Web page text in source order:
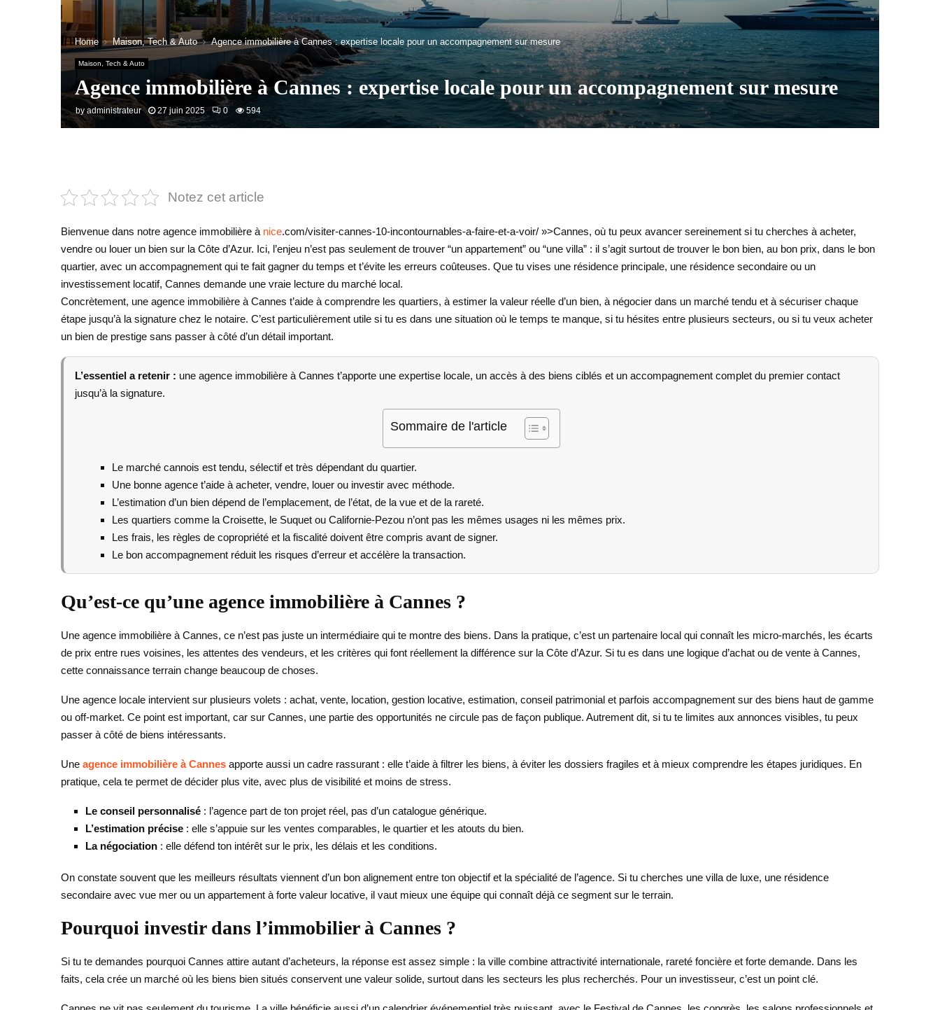
Home Maison, Tech & Auto Agence immobilière à Cannes : expertise locale pour un accompagnement sur mesure
Maison, Tech & Auto
Agence immobilière à Cannes : expertise locale pour un accompagnement sur mesure
by administrateur 27 juin 2025 0 594
Notez cet article
Bienvenue dans notre agence immobilière à nice.com/visiter-cannes-10-incontournables-a-faire-et-a-voir/ »>Cannes, où tu peux avancer sereinement si tu cherches à acheter,
vendre ou louer un bien sur la Côte d’Azur. Ici, l’enjeu n’est pas seulement de trouver “un appartement” ou “une villa” : il s’agit surtout de trouver le bon bien, au bon prix, dans le bon
quartier, avec un accompagnement qui te fait gagner du temps et t’évite les erreurs coûteuses. Que tu vises une résidence principale, une résidence secondaire ou un
investissement locatif, Cannes demande une vraie lecture du marché local.
Concrètement, une agence immobilière à Cannes t’aide à comprendre les quartiers, à estimer la valeur réelle d’un bien, à négocier dans un marché tendu et à sécuriser chaque
étape jusqu’à la signature chez le notaire. C’est particulièrement utile si tu es dans une situation où le temps te manque, si tu hésites entre plusieurs secteurs, ou si tu veux acheter
un bien de prestige sans passer à côté d’un détail important.
L’essentiel a retenir : une agence immobilière à Cannes t’apporte une expertise locale, un accès à des biens ciblés et un accompagnement complet du premier contact
jusqu’à la signature.
Sommaire de l'article
Le marché cannois est tendu, sélectif et très dépendant du quartier.
Une bonne agence t’aide à acheter, vendre, louer ou investir avec méthode.
L’estimation d’un bien dépend de l’emplacement, de l’état, de la vue et de la rareté.
Les quartiers comme la Croisette, le Suquet ou Californie-Pezou n’ont pas les mêmes usages ni les mêmes prix.
Les frais, les règles de copropriété et la fiscalité doivent être compris avant de signer.
Le bon accompagnement réduit les risques d’erreur et accélère la transaction.
Qu’est-ce qu’une agence immobilière à Cannes ?
Une agence immobilière à Cannes, ce n’est pas juste un intermédiaire qui te montre des biens. Dans la pratique, c’est un partenaire local qui connaît les micro-marchés, les écarts
de prix entre rues voisines, les attentes des vendeurs, et les critères qui font réellement la différence sur la Côte d’Azur. Si tu es dans une logique d’achat ou de vente à Cannes,
cette connaissance terrain change beaucoup de choses.
Une agence locale intervient sur plusieurs volets : achat, vente, location, gestion locative, estimation, conseil patrimonial et parfois accompagnement sur des biens haut de gamme
ou off-market. Ce point est important, car sur Cannes, une partie des opportunités ne circule pas de façon publique. Autrement dit, si tu te limites aux annonces visibles, tu peux
passer à côté de biens intéressants.
Une agence immobilière à Cannes apporte aussi un cadre rassurant : elle t’aide à filtrer les biens, à éviter les dossiers fragiles et à mieux comprendre les étapes juridiques. En
pratique, cela te permet de décider plus vite, avec plus de visibilité et moins de stress.
Le conseil personnalisé : l’agence part de ton projet réel, pas d’un catalogue générique.
L’estimation précise : elle s’appuie sur les ventes comparables, le quartier et les atouts du bien.
La négociation : elle défend ton intérêt sur le prix, les délais et les conditions.
On constate souvent que les meilleurs résultats viennent d’un bon alignement entre ton objectif et la spécialité de l’agence. Si tu cherches une villa de luxe, une résidence
secondaire avec vue mer ou un appartement à forte valeur locative, il vaut mieux une équipe qui connaît déjà ce segment sur le terrain.
Pourquoi investir dans l’immobilier à Cannes ?
Si tu te demandes pourquoi Cannes attire autant d’acheteurs, la réponse est assez simple : la ville combine attractivité internationale, rareté foncière et forte demande. Dans les
faits, cela crée un marché où les biens bien situés conservent une valeur solide, surtout dans les secteurs les plus recherchés. Pour un investisseur, c’est un point clé.